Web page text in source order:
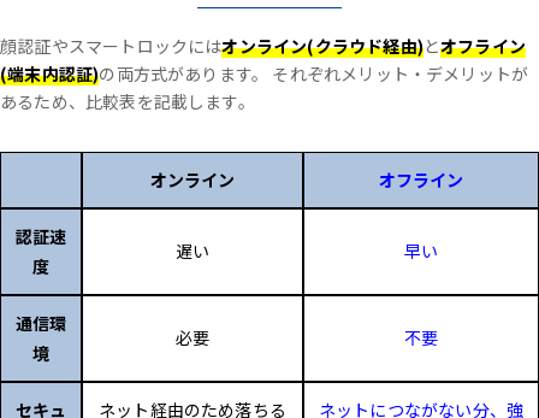
顔認証やスマートロックにはオンライン(クラウド経由)とオフライン
(端末内認証)の両方式があります。
それぞれメリット・デメリットが
あるため、比較表を記載します。
オンライン オフライン
認証速
度
遅い 早い
通信環
境
必要 不要
セキュ ネット経由のため落ちる ネットにつながない分、強